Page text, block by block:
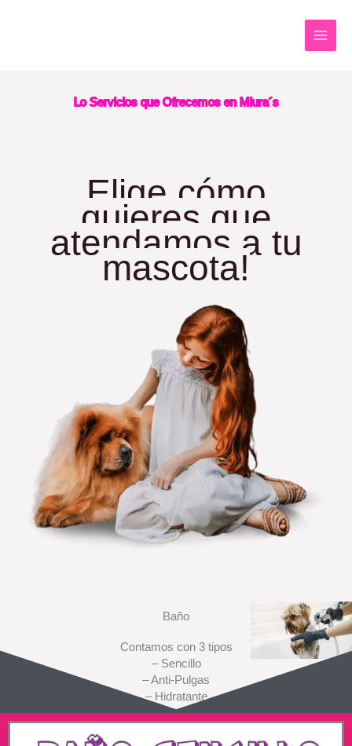
Lo Servicios que Ofrecemos en Miura´s
Elige cómo
quieres que
atendamos a tu
mascota!
Baño
Contamos con 3 tipos
– Sencillo
– Anti-Pulgas
– Hidratante